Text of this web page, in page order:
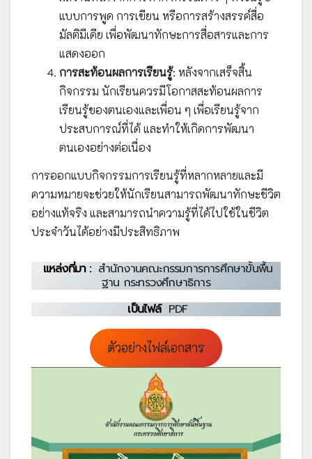
แบบการพูด การเขียน หรือการสร้างสรรค์สื่อ
มัลติมีเดีย เพื่อพัฒนาทักษะการสื่อสารและการ
แสดงออก
การสะท้อนผลการเรียนรู้: หลังจากเสร็จสิ้น
กิจกรรม นักเรียนควรมีโอกาสสะท้อนผลการ
เรียนรู้ของตนเองและเพื่อน ๆ เพื่อเรียนรู้จาก
ประสบการณ์ที่ได้ และทำให้เกิดการพัฒนา
ตนเองอย่างต่อเนื่อง
การออกแบบกิจกรรมการเรียนรู้ที่หลากหลายและมี
ความหมายจะช่วยให้นักเรียนสามารถพัฒนาทักษะชีวิต
อย่างแท้จริง และสามารถนำความรู้ที่ได้ไปใช้ในชีวิต
ประจำวันได้อย่างมีประสิทธิภาพ
แหล่งที่มา : สำนักงานคณะกรรมการการศึกษาขั้นพื้น
ฐาน กระทรวงศึกษาธิการ
เป็นไฟล์ PDF
ตัวอย่างไฟล์เอกสาร